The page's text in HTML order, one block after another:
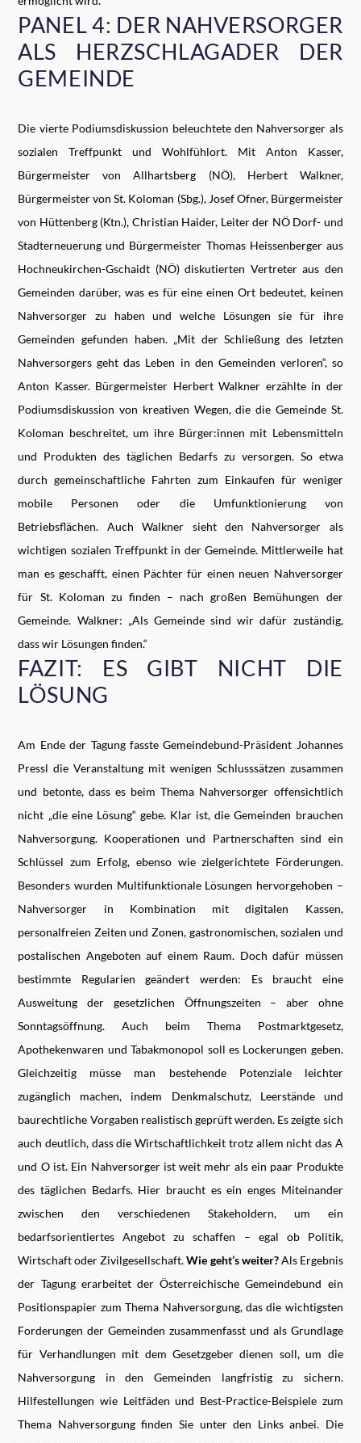
PANEL 4: DER NAHVERSORGER
ALS HERZSCHLAGADER DER
GEMEINDE
Die vierte Podiumsdiskussion beleuchtete den Nahversorger als
sozialen Treffpunkt und Wohlfühlort. Mit Anton Kasser,
Bürgermeister von Allhartsberg (NÖ), Herbert Walkner,
Bürgermeister von St. Koloman (Sbg.), Josef Ofner, Bürgermeister
von Hüttenberg (Ktn.), Christian Haider, Leiter der NÖ Dorf- und
Stadterneuerung und Bürgermeister Thomas Heissenberger aus
Hochneukirchen-Gschaidt (NÖ) diskutierten Vertreter aus den
Gemeinden darüber, was es für eine einen Ort bedeutet, keinen
Nahversorger zu haben und welche Lösungen sie für ihre
Gemeinden gefunden haben. „Mit der Schließung des letzten
Nahversorgers geht das Leben in den Gemeinden verloren“, so
Anton Kasser. Bürgermeister Herbert Walkner erzählte in der
Podiumsdiskussion von kreativen Wegen, die die Gemeinde St.
Koloman beschreitet, um ihre Bürger:innen mit Lebensmitteln
und Produkten des täglichen Bedarfs zu versorgen. So etwa
durch gemeinschaftliche Fahrten zum Einkaufen für weniger
mobile Personen oder die Umfunktionierung von
Betriebsflächen. Auch Walkner sieht den Nahversorger als
wichtigen sozialen Treffpunkt in der Gemeinde. Mittlerweile hat
man es geschafft, einen Pächter für einen neuen Nahversorger
für St. Koloman zu finden – nach großen Bemühungen der
Gemeinde. Walkner: „Als Gemeinde sind wir dafür zuständig,
dass wir Lösungen finden.“
FAZIT: ES GIBT NICHT DIE
LÖSUNG
Am Ende der Tagung fasste Gemeindebund-Präsident Johannes
Pressl die Veranstaltung mit wenigen Schlusssätzen zusammen
und betonte, dass es beim Thema Nahversorger offensichtlich
nicht „die eine Lösung“ gebe. Klar ist, die Gemeinden brauchen
Nahversorgung. Kooperationen und Partnerschaften sind ein
Schlüssel zum Erfolg, ebenso wie zielgerichtete Förderungen.
Besonders wurden Multifunktionale Lösungen hervorgehoben –
Nahversorger in Kombination mit digitalen Kassen,
personalfreien Zeiten und Zonen, gastronomischen, sozialen und
postalischen Angeboten auf einem Raum. Doch dafür müssen
bestimmte Regularien geändert werden: Es braucht eine
Ausweitung der gesetzlichen Öffnungszeiten – aber ohne
Sonntagsöffnung. Auch beim Thema Postmarktgesetz,
Apothekenwaren und Tabakmonopol soll es Lockerungen geben.
Gleichzeitig müsse man bestehende Potenziale leichter
zugänglich machen, indem Denkmalschutz, Leerstände und
baurechtliche Vorgaben realistisch geprüft werden. Es zeigte sich
auch deutlich, dass die Wirtschaftlichkeit trotz allem nicht das A
und O ist. Ein Nahversorger ist weit mehr als ein paar Produkte
des täglichen Bedarfs. Hier braucht es ein enges Miteinander
zwischen den verschiedenen Stakeholdern, um ein
bedarfsorientiertes Angebot zu schaffen – egal ob Politik,
Wirtschaft oder Zivilgesellschaft.Wie geht’s weiter?Als Ergebnis
der Tagung erarbeitet der Österreichische Gemeindebund ein
Positionspapier zum Thema Nahversorgung, das die wichtigsten
Forderungen der Gemeinden zusammenfasst und als Grundlage
für Verhandlungen mit dem Gesetzgeber dienen soll, um die
Nahversorgung in den Gemeinden langfristig zu sichern.
Hilfestellungen wie Leitfäden und Best-Practice-Beispiele zum
Thema Nahversorgung finden Sie unter den Links anbei. Die